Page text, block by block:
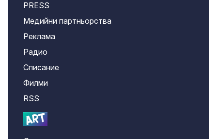
PRESS
Медийни партньорства
Реклама
Радио
Списание
Филми
RSS